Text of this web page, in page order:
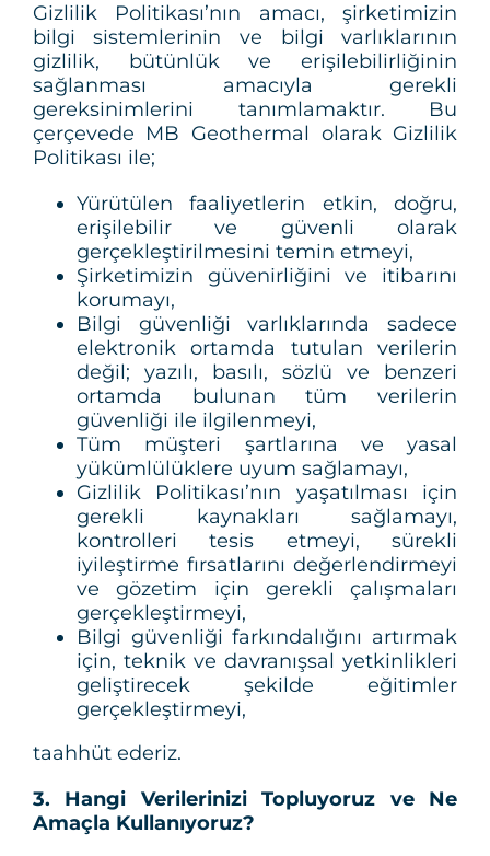
Gizlilik Politikası’nın amacı, şirketimizin
bilgi sistemlerinin ve bilgi varlıklarının
gizlilik, bütünlük ve erişilebilirliğinin
sağlanması amacıyla gerekli
gereksinimlerini tanımlamaktır. Bu
çerçevede MB Geothermal olarak Gizlilik
Politikası ile;
Yürütülen faaliyetlerin etkin, doğru,
erişilebilir ve güvenli olarak
gerçekleştirilmesini temin etmeyi,
Şirketimizin güvenirliğini ve itibarını
korumayı,
Bilgi güvenliği varlıklarında sadece
elektronik ortamda tutulan verilerin
değil; yazılı, basılı, sözlü ve benzeri
ortamda bulunan tüm verilerin
güvenliği ile ilgilenmeyi,
Tüm müşteri şartlarına ve yasal
yükümlülüklere uyum sağlamayı,
Gizlilik Politikası’nın yaşatılması için
gerekli kaynakları sağlamayı,
kontrolleri tesis etmeyi, sürekli
iyileştirme fırsatlarını değerlendirmeyi
ve gözetim için gerekli çalışmaları
gerçekleştirmeyi,
Bilgi güvenliği farkındalığını artırmak
için, teknik ve davranışsal yetkinlikleri
geliştirecek şekilde eğitimler
gerçekleştirmeyi,
taahhüt ederiz.
3. Hangi Verilerinizi Topluyoruz ve Ne
Amaçla Kullanıyoruz?